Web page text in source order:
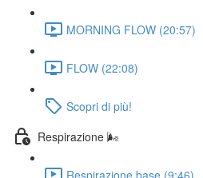
MORNING FLOW (20:57)
FLOW (22:08)
Scopri di più!
Respirazione 🌬️
Respirazione base (9:46)